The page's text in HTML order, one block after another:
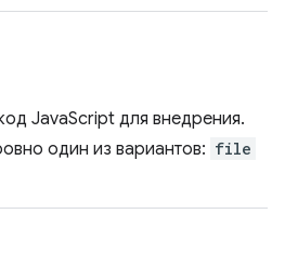
JavaScript для внедрения.
один из вариантов: file